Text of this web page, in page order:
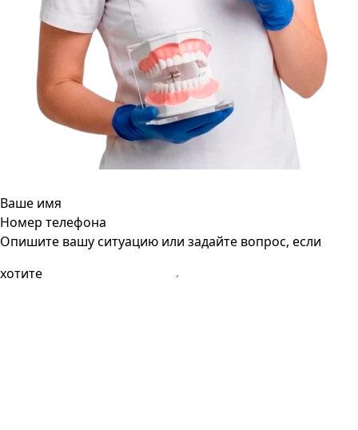
Ваше имя
Номер телефона
Опишите вашу ситуацию или задайте вопрос, если
хотите